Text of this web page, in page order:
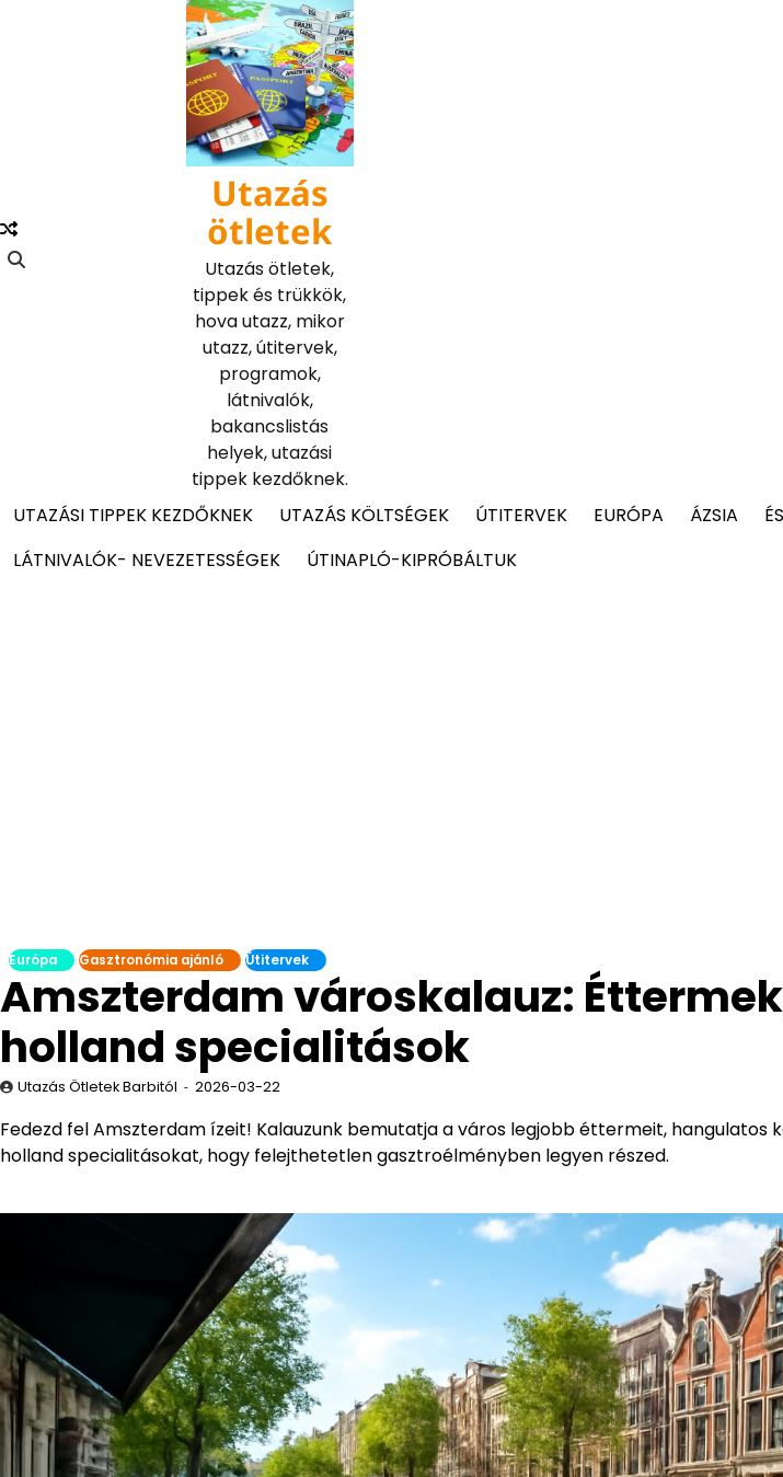
Utazás
ötletek
Utazás ötletek,
tippek és trükkök,
hova utazz, mikor
utazz, útitervek,
programok,
látnivalók,
bakancslistás
helyek, utazási
tippek kezdőknek.
UTAZÁSI TIPPEK KEZDŐKNEK
UTAZÁS KÖLTSÉGEK ÚTITERVEK EURÓPA ÁZSIA
LÁTNIVALÓK- NEVEZETESSÉGEK
ÚTINAPLÓ-KIPRÓBÁLTUK
Európa Gasztronómia ajánló Útitervek
Amszterdam városkalauz:
holland specialitások
Utazás Ötletek Barbitól 2026-03-22
Fedezd fel Amszterdam ízeit! Kalauzunk bemutatja a város legjobb éttermeit, hangulatos
holland specialitásokat, hogy felejthetetlen gasztroélményben legyen részed.